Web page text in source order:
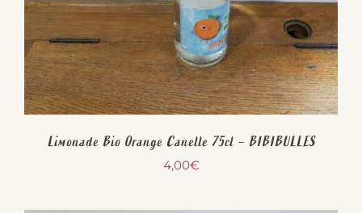
Limonade Bio Orange Canelle 75cl – BIBIBULLES
4,00€